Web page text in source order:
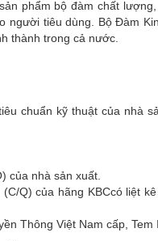
phẩm bộ đàm chất
người tiêu dùng. Bộ Đàm
thành trong cả nước.
chuẩn kỹ thuật của nhà
của nhà sản xuất.
Q) của hãng KBCcó liệt
Thông Việt Nam cấp, Tem